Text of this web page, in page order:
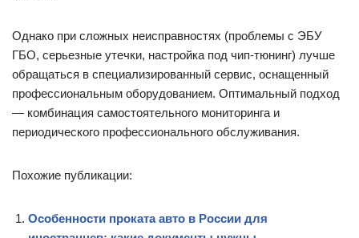
Однако при сложных неисправностях (проблемы с ЭБУ
ГБО, серьезные утечки, настройка под чип-тюнинг) лучше
обращаться в специализированный сервис, оснащенный
профессиональным оборудованием. Оптимальный подход
— комбинация самостоятельного мониторинга и
периодического профессионального обслуживания.
Похожие публикации:
Особенности проката авто в России для